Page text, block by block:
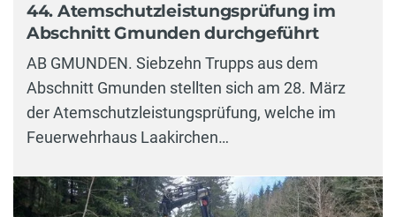
44. Atemschutzleistungsprüfung im
Abschnitt Gmunden durchgeführt
AB GMUNDEN. Siebzehn Trupps aus dem
Abschnitt Gmunden stellten sich am 28. März
der Atemschutzleistungsprüfung, welche im
Feuerwehrhaus Laakirchen…